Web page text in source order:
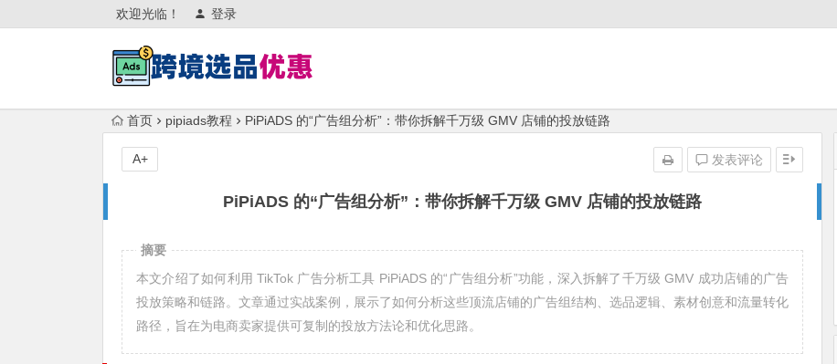
欢迎光临！ 登录
首页 pipiads教程 PiPiADS 的“广告组分析”：带你拆解千万级 GMV 店铺的投放链路
PiPiADS 的“广告组分析”：带你拆解千万级 GMV 店铺的投放链路
发表评论
A+
摘要
本文介绍了如何利用 TikTok 广告分析工具 PiPiADS 的“广告组分析”功能，深入拆解了千万级 GMV 成功店铺的广告
投放策略和链路。文章通过实战案例，展示了如何分析这些顶流店铺的广告组结构、选品逻辑、素材创意和流量转化
路径，旨在为电商卖家提供可复制的投放方法论和优化思路。